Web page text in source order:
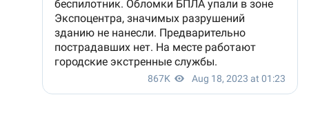
CONTACT SURSĂ
Sursă anonimă